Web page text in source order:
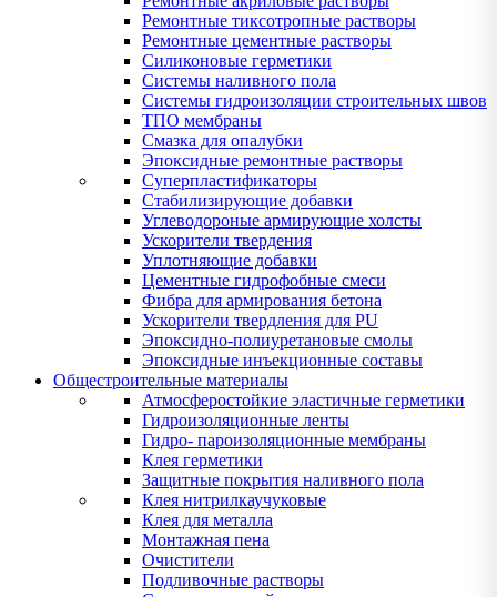
Ремонтные тиксотропные растворы
Ремонтные цементные растворы
Силиконовые герметики
Системы наливного пола
Системы гидроизоляции строительных швов
ТПО мембраны
Смазка для опалубки
Эпоксидные ремонтные растворы
Суперпластификаторы
Стабилизирующие добавки
Углеводороные армирующие холсты
Ускорители твердения
Уплотняющие добавки
Цементные гидрофобные смеси
Фибра для армирования бетона
Ускорители твердления для PU
Эпоксидно-полиуретановые смолы
Эпоксидные инъекционные составы
Общестроительные материалы
Атмосферостойкие эластичные герметики
Гидроизоляционные ленты
Гидро- пароизоляционные мембраны
Клея герметики
Защитные покрытия наливного пола
Клея нитрилкаучуковые
Клея для металла
Монтажная пена
Очистители
Подливочные растворы